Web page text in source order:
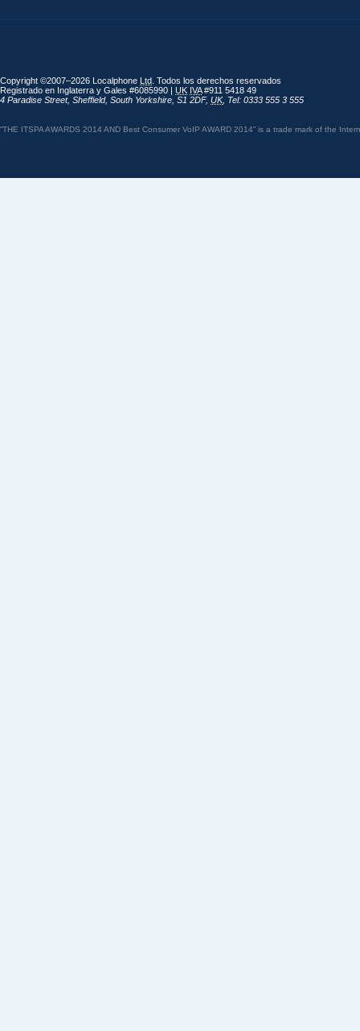
Copyright ©2007–2026 Localphone Ltd . Todos los derechos reservados
Registrado en Inglaterra y Gales #6085990 | UK IVA#911 5418 49
4 Paradise Street, Sheffield, South Yorkshire S1 2DF, UK, Tel: 0333 555 3 555
“THE ITSPA AWARDS 2014 AND Best Consumer VoIP AWARD 2014” is a trade mark of the